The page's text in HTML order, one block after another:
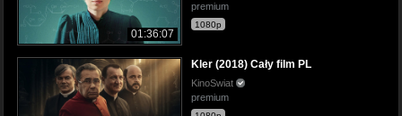
01:36:07
premium
1080p
Kler (2018) Cały film PL
KinoSwiat
premium